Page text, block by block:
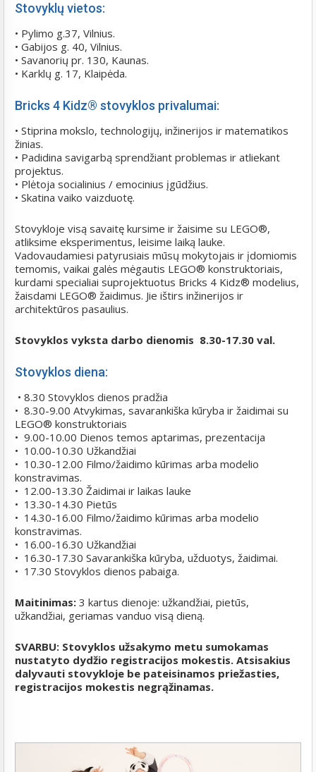
Stovyklų vietos:
• Pylimo g.37, Vilnius.
• Gabijos g. 40, Vilnius.
• Savanorių pr. 130, Kaunas.
• Karklų g. 17, Klaipėda.
Bricks 4 Kidz® stovyklos privalumai:
• Stiprina mokslo, technologijų, inžinerijos ir matematikos
žinias.
• Padidina savigarbą sprendžiant problemas ir atliekant
projektus.
• Plėtoja socialinius / emocinius įgūdžius.
• Skatina vaiko vaizduotę.
Stovykloje visą savaitę kursime ir žaisime su LEGO®,
atliksime eksperimentus, leisime laiką lauke.
Vadovaudamiesi patyrusiais mūsų mokytojais ir įdomiomis
temomis, vaikai galės mėgautis LEGO® konstruktoriais,
kurdami specialiai suprojektuotus Bricks 4 Kidz® modelius,
žaisdami LEGO® žaidimus. Jie ištirs inžinerijos ir
architektūros pasaulius.
Stovyklos vyksta darbo dienomis 8.30-17.30 val.
Stovyklos diena:
• 8.30 Stovyklos dienos pradžia
• 8.30-9.00 Atvykimas, savarankiška kūryba ir žaidimai su
LEGO® konstruktoriais
• 9.00-10.00 Dienos temos aptarimas, prezentacija
• 10.00-10.30 Užkandžiai
• 10.30-12.00 Filmo/žaidimo kūrimas arba modelio
konstravimas.
• 12.00-13.30 Žaidimai ir laikas lauke
• 13.30-14.30 Pietūs
• 14.30-16.00 Filmo/žaidimo kūrimas arba modelio
konstravimas.
• 16.00-16.30 Užkandžiai
• 16.30-17.30 Savarankiška kūryba, užduotys, žaidimai.
• 17.30 Stovyklos dienos pabaiga.
Maitinimas: 3 kartus dienoje: užkandžiai, pietūs,
užkandžiai, geriamas vanduo visą dieną.
SVARBU: Stovyklos užsakymo metu sumokamas
nustatyto dydžio registracijos mokestis. Atsisakius
dalyvauti stovykloje be pateisinamos priežasties,
registracijos mokestis negrąžinamas.